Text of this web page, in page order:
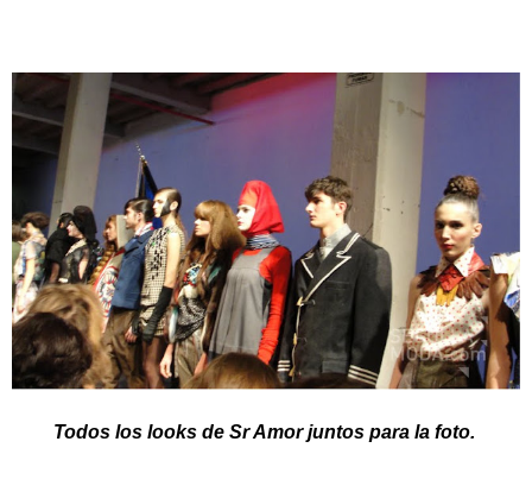
Todos los looks de Sr Amor juntos para la foto.